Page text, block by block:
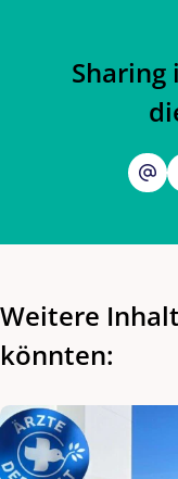
Sharing
Weitere
könnten: